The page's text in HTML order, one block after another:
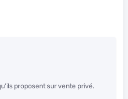
proposent sur vente privé.